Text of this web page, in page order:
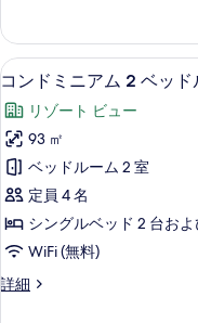
を
表
示
す
る
ド
ル
ー
ム
(G202)
の
す
べ
て
の
ニ
ア
ム
ベ
ッ
ド
ル
ー
ム
(G202)
の
詳
細
コ
ン
ド
ミ
ニ
ア
ム
ベ
18
コンドミニアム 2 ベッ
リゾート ビュー
93 ㎡
ベッドルーム 2 室
定員 4 名
シングルベッド 2 台お
WiFi (無料)
詳細
コ